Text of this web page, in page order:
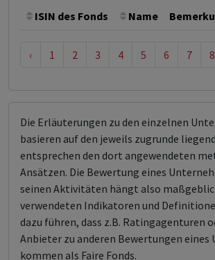
ISIN des Fonds Name
‹ 1 2 3 4 5 6 7 8
Die Erläuterungen zu den einzelnen
basieren auf den jeweils zugrunde
entsprechen den dort angewendeten
Ansätzen. Die Bewertung eines
seinen Aktivitäten hängt also
verwendeten Indikatoren und
dazu führen, dass z.B. Ratingagenturen
Anbieter zu anderen Bewertungen eines
kommen als Faire Fonds.